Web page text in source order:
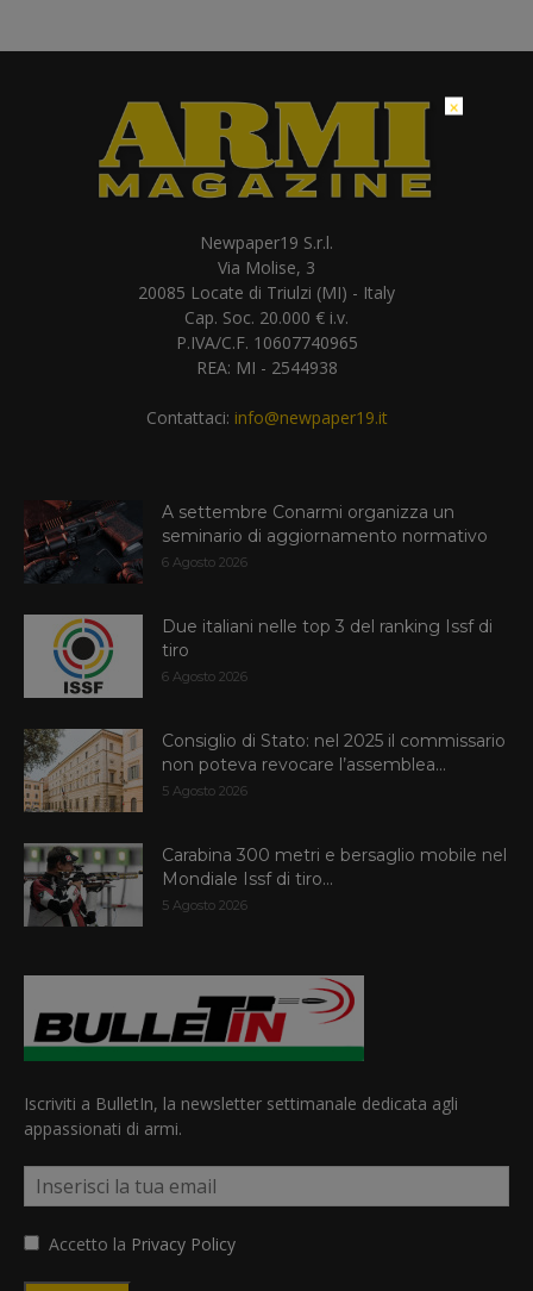
Newpaper19 S.r.l.
Via Molise, 3
20085 Locate di Triulzi (MI) - Italy
Cap. Soc. 20.000 € i.v.
P.IVA/C.F. 10607740965
REA: MI - 2544938
Contattaci: info@newpaper19.it
A settembre Conarmi organizza un
seminario di aggiornamento normativo
6 Agosto 2026
Due italiani nelle top 3 del ranking Issf di
tiro
6 Agosto 2026
Consiglio di Stato: nel 2025 il commissario
non poteva revocare l’assemblea...
5 Agosto 2026
Carabina 300 metri e bersaglio mobile nel
Mondiale Issf di tiro...
5 Agosto 2026
Iscriviti a BulletIn, la newsletter settimanale dedicata agli
appassionati di armi.
Accetto la Privacy Policy
×